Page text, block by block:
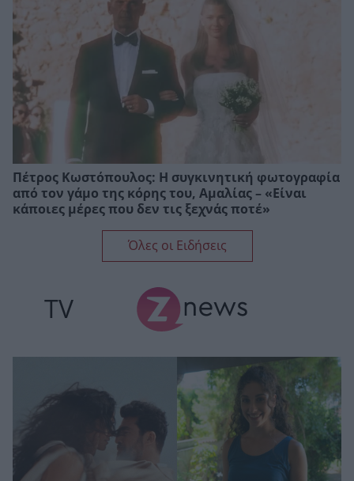
Πέτρος Κωστόπουλος: Η συγκινητική φωτογραφία
από τον γάμο της κόρης του, Αμαλίας – «Είναι
κάποιες μέρες που δεν τις ξεχνάς ποτέ»
Όλες οι Ειδήσεις
TV